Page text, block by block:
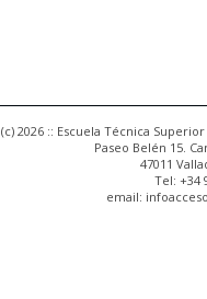
(c) 2026 :: Escuela Técnica
Paseo Belén 15.
47011
Tel: +34
email: infoacceso